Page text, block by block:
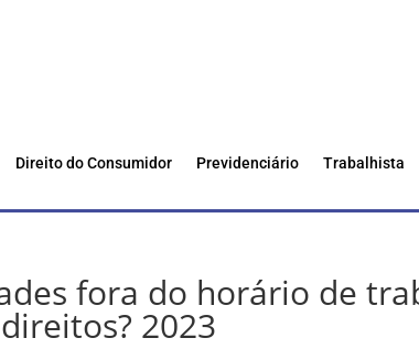
Direito do Consumidor Previdenciário Trabalhista
fora do horário de
2023